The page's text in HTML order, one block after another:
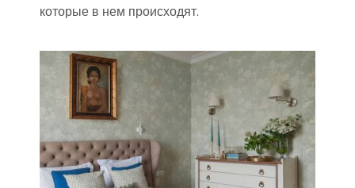
которые в нем происходят.